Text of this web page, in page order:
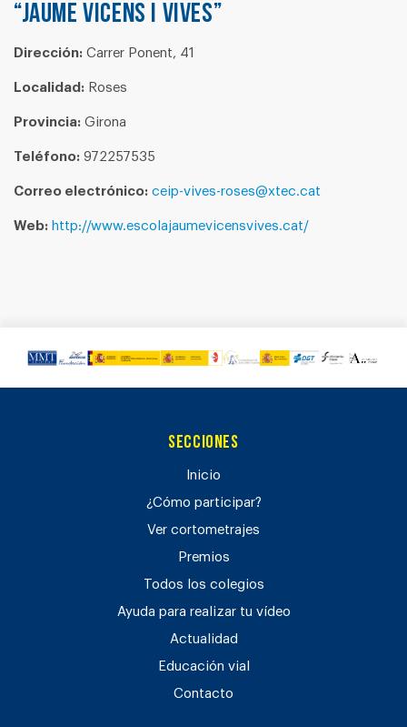
“JAUME VICENS I VIVES”
Dirección: Carrer Ponent, 41
Localidad: Roses
Provincia: Girona
Teléfono: 972257535
Correo electrónico: ceip-vives-roses@xtec.cat
Web: http://www.escolajaumevicensvives.cat/
Secciones
Inicio
¿Cómo participar?
Ver cortometrajes
Premios
Todos los colegios
Ayuda para realizar tu vídeo
Actualidad
Educación vial
Contacto